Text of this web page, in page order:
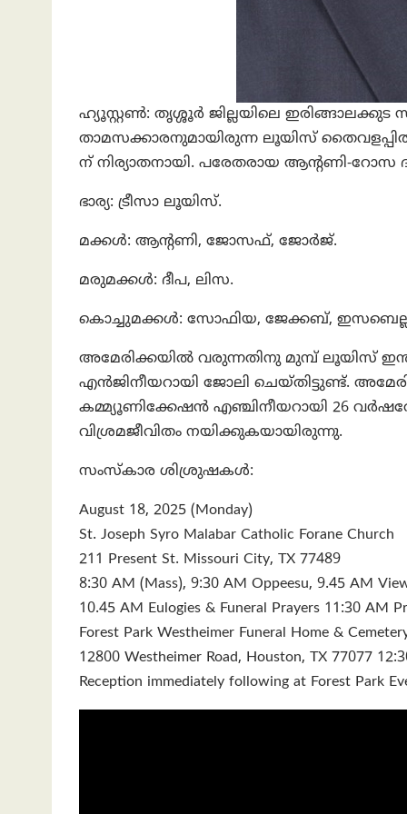
ഹ്യൂസ്റ്റൺ: തൃശ്ശൂര്‍ ജില്ലയിലെ ഇരിങ്ങാലക്കുട
താമസക്കാരനുമായിരുന്ന ലൂയിസ്
ന് നിര്യാതനായി. പരേതരായ ആന്റണി-
ഭാര്യ: ട്രീസാ ലൂയിസ്.
മക്കള്‍: ആൻ്റണി, ജോസഫ്, ജോർജ്.
മരുമക്കള്‍: ദീപ, ലിസ.
കൊച്ചുമക്കൾ: സോഫിയ, ജേക്കബ്, ഇസബെല്ലാ,
അമേരിക്കയിൽ വരുന്നതിനു മുമ്പ് ലൂയിസ്
എൻജിനീയറായി ജോലി ചെയ്തിട്ടുണ്ട്.
കമ്മ്യൂണിക്കേഷന്‍ എഞ്ചിനീയറായി 26
വിശ്രമജീവിതം നയിക്കുകയായിരുന്നു.
സംസ്കാര ശിശ്രുഷകൾ:
August 18, 2025 (Monday)
St. Joseph Syro Malabar Catholic Forane Church
211 Present St. Missouri City, TX 77489
8:30 AM (Mass), 9:30 AM Oppeesu, 9.45 AM
10.45 AM Eulogies & Funeral Prayers 11:30 AM
Forest Park Westheimer Funeral Home &
12800 Westheimer Road, Houston, TX 77077
Reception immediately following at Forest Park